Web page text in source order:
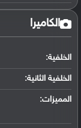
الكاميرا
الخلفية:
الخلفية الثانية:
المميزات: